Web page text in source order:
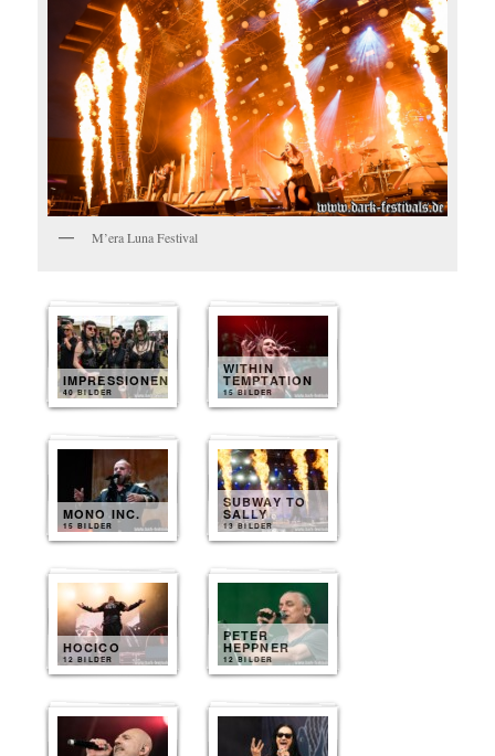
M’era Luna Festival
IMPRESSIONEN
40 BILDER
WITHIN
TEMPTATION
15 BILDER
MONO INC.
15 BILDER
SUBWAY TO
SALLY
13 BILDER
HOCICO
12 BILDER
PETER
HEPPNER
12 BILDER